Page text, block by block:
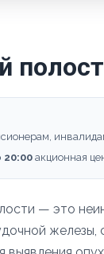
20:00 акционная
— это
железы,